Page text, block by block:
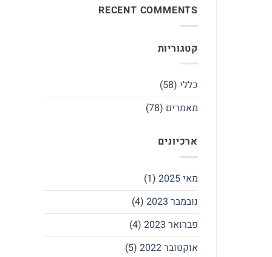
סוגי
מצלמות
RECENT COMMENTS
קטגוריות
כללי (58)
מאמרים (78)
ארכיונים
מאי 2025
(1)
נובמבר 2023
(4)
פברואר 2023
(4)
אוקטובר 2022
(5)